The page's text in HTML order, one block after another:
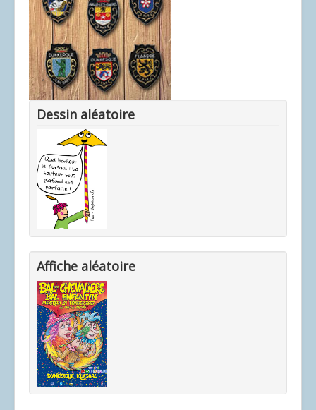
Dessin aléatoire
Affiche aléatoire